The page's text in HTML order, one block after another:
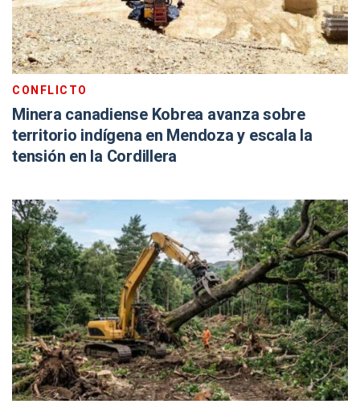
CONFLICTO
Minera canadiense Kobrea avanza sobre
territorio indígena en Mendoza y escala la
tensión en la Cordillera